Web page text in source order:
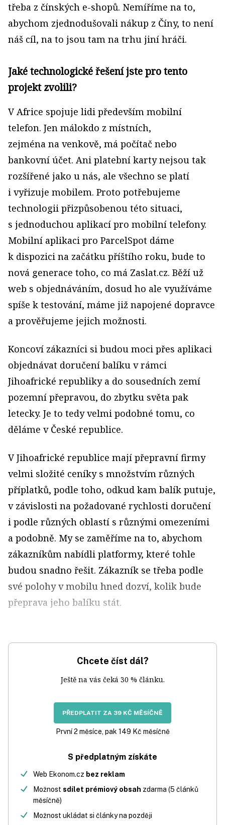
třeba z čínských e­-shopů. Nemíříme na to,
abychom zjednodušovali nákup z Číny, to není
náš cíl, na to jsou tam na trhu jiní hráči.
Jaké technologické řešení jste pro tento
projekt zvolili?
V Africe spojuje lidi především mobilní
telefon. Jen málokdo z místních,
zejména na venkově, má počítač nebo
bankovní účet. Ani platební karty nejsou tak
rozšířené jako u nás, ale všechno se platí
i vyřizuje mobilem. Proto potřebujeme
technologii přizpůsobenou této situaci,
s jednoduchou aplikací pro mobilní telefony.
Mobilní aplikaci pro ParcelSpot dáme
k dispozici na začátku příštího roku, bude to
nová generace toho, co má Zaslat.cz. Běží už
web s objednáváním, dosud ho ale využíváme
spíše k testování, máme již napojené dopravce
a prověřujeme jejich možnosti.
Koncoví zákazníci si budou moci přes aplikaci
objednávat doručení balíku v rámci
Jihoafrické republiky a do sousedních zemí
pozemní přepravou, do zbytku světa pak
letecky. Je to tedy velmi podobné tomu, co
děláme v České republice.
V Jihoafrické republice mají přepravní firmy
velmi složité ceníky s množstvím různých
příplatků, podle toho, odkud kam balík putuje,
v závislosti na požadované rychlosti doručení
i podle různých oblastí s různými omezeními
a podobně. My se zaměříme na to, abychom
zákazníkům nabídli platformy, které tohle
budou snadno řešit. Zákazník se třeba podle
své polohy v mobilu hned dozví, kolik bude
přeprava jeho balíku stát.
Chcete číst dál?
Ještě na vás čeká 30 % článku.
PŘEDPLATIT ZA 39 KČ MĚSÍČNĚ
První 2 měsíce, pak 149 Kč měsíčně
S předplatným získáte
Web Ekonom.cz bez reklam
Možnost sdílet prémiový obsah zdarma (5 článků
měsíčně)
Možnost ukládat si články na později